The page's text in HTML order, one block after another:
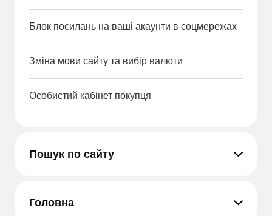
Блок посилань на ваші акаунти в соцмережах
Зміна мови сайту та вибір валюти
Особистий кабінет покупця
Пошук по сайту
Головна